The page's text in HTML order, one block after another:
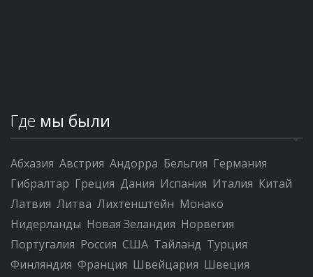
Где мы были
Абхазия Австрия Андорра Бельгия Германия
Гибралтар Греция Дания Испания Италия Китай
Латвия Литва Лихтенштейн Монако
Нидерланды Новая Зеландия Норвегия
Португалия Россия США Тайланд Турция
Финляндия Франция Швейцария Швеция